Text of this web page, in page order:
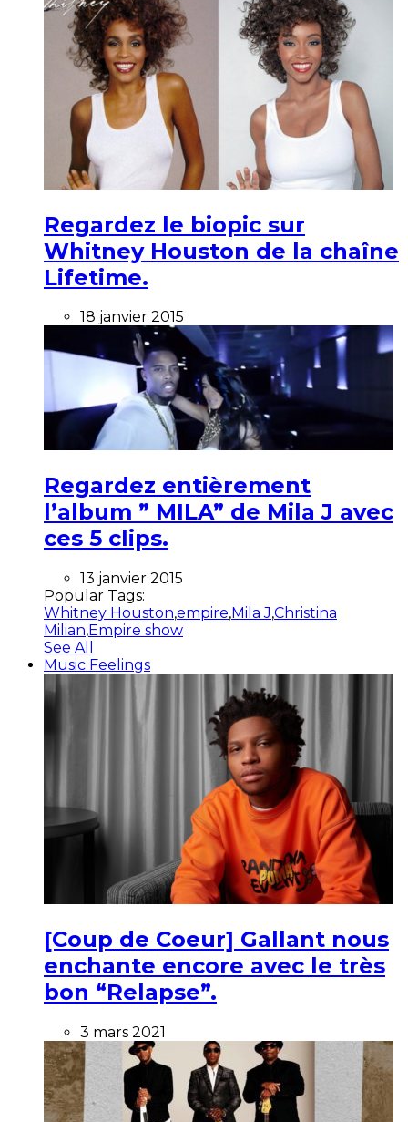
Regardez le biopic sur
Whitney Houston de la chaîne
Lifetime.
18 janvier 2015
Regardez entièrement
l’album ” MILA” de Mila J avec
ces 5 clips.
13 janvier 2015
Popular Tags:
Whitney Houston,empire,Mila J,Christina
Milian,Empire show
See All
Music Feelings
[Coup de Coeur] Gallant nous
enchante encore avec le très
bon “Relapse”.
3 mars 2021